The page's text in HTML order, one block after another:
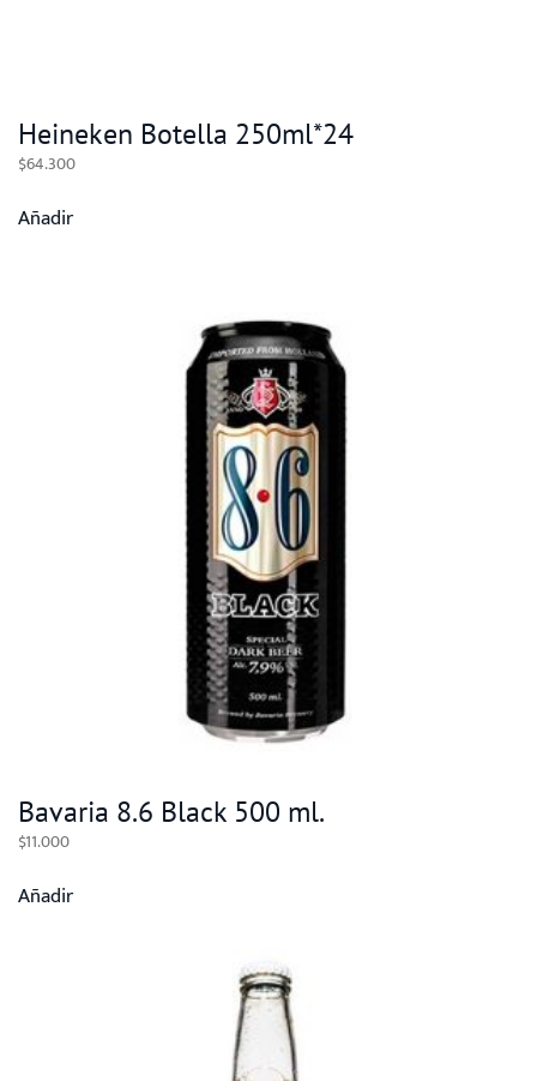
Heineken Botella 250ml*24
$64.300
Añadir
Bavaria 8.6 Black 500 ml.
$11.000
Añadir